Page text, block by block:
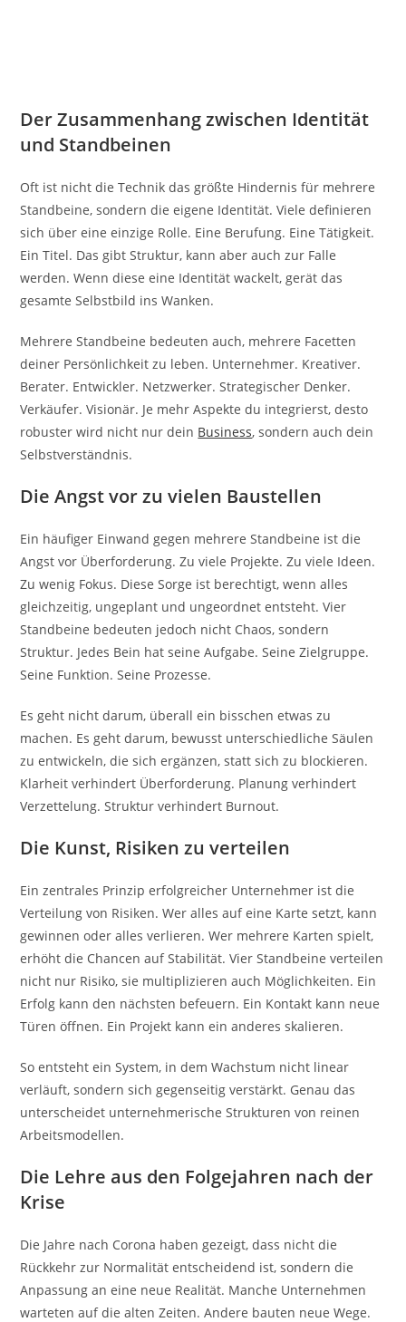
Der Zusammenhang zwischen Identität
und Standbeinen
Oft ist nicht die Technik das größte Hindernis für mehrere
Standbeine, sondern die eigene Identität. Viele definieren
sich über eine einzige Rolle. Eine Berufung. Eine Tätigkeit.
Ein Titel. Das gibt Struktur, kann aber auch zur Falle
werden. Wenn diese eine Identität wackelt, gerät das
gesamte Selbstbild ins Wanken.
Mehrere Standbeine bedeuten auch, mehrere Facetten
deiner Persönlichkeit zu leben. Unternehmer. Kreativer.
Berater. Entwickler. Netzwerker. Strategischer Denker.
Verkäufer. Visionär. Je mehr Aspekte du integrierst, desto
robuster wird nicht nur dein Business, sondern auch dein
Selbstverständnis.
Die Angst vor zu vielen Baustellen
Ein häufiger Einwand gegen mehrere Standbeine ist die
Angst vor Überforderung. Zu viele Projekte. Zu viele Ideen.
Zu wenig Fokus. Diese Sorge ist berechtigt, wenn alles
gleichzeitig, ungeplant und ungeordnet entsteht. Vier
Standbeine bedeuten jedoch nicht Chaos, sondern
Struktur. Jedes Bein hat seine Aufgabe. Seine Zielgruppe.
Seine Funktion. Seine Prozesse.
Es geht nicht darum, überall ein bisschen etwas zu
machen. Es geht darum, bewusst unterschiedliche Säulen
zu entwickeln, die sich ergänzen, statt sich zu blockieren.
Klarheit verhindert Überforderung. Planung verhindert
Verzettelung. Struktur verhindert Burnout.
Die Kunst, Risiken zu verteilen
Ein zentrales Prinzip erfolgreicher Unternehmer ist die
Verteilung von Risiken. Wer alles auf eine Karte setzt, kann
gewinnen oder alles verlieren. Wer mehrere Karten spielt,
erhöht die Chancen auf Stabilität. Vier Standbeine verteilen
nicht nur Risiko, sie multiplizieren auch Möglichkeiten. Ein
Erfolg kann den nächsten befeuern. Ein Kontakt kann neue
Türen öffnen. Ein Projekt kann ein anderes skalieren.
So entsteht ein System, in dem Wachstum nicht linear
verläuft, sondern sich gegenseitig verstärkt. Genau das
unterscheidet unternehmerische Strukturen von reinen
Arbeitsmodellen.
Die Lehre aus den Folgejahren nach der
Krise
Die Jahre nach Corona haben gezeigt, dass nicht die
Rückkehr zur Normalität entscheidend ist, sondern die
Anpassung an eine neue Realität. Manche Unternehmen
warteten auf die alten Zeiten. Andere bauten neue Wege.